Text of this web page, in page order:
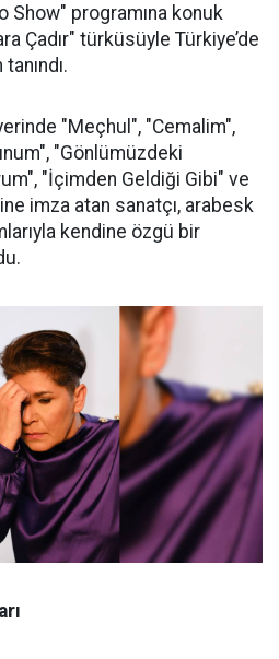
Show" programına konuk
Çadır" türküsüyle Türkiye’de
"Meçhul", "Cemalim",
"Gönlümüzdeki
"İçimden Geldiği Gibi" ve
imza atan sanatçı, arabesk
kendine özgü bir